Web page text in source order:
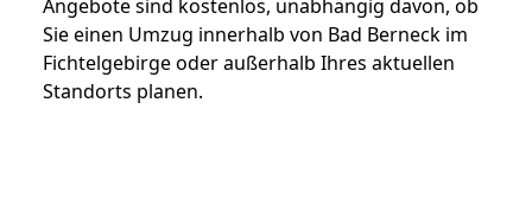
Angebote sind kostenlos, unabhängig davon, ob
Sie einen Umzug innerhalb von Bad Berneck im
Fichtelgebirge oder außerhalb Ihres aktuellen
Standorts planen.